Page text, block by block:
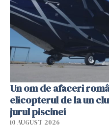
Un om de afaceri
elicopterul de la un
jurul piscinei
10 AUGUST 2026